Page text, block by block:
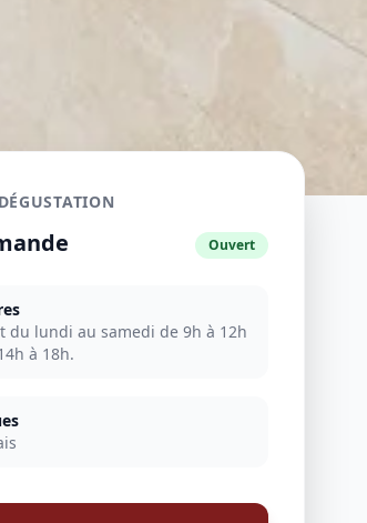
Ouvert
du lundi au samedi de 9h à 12h
à 18h.